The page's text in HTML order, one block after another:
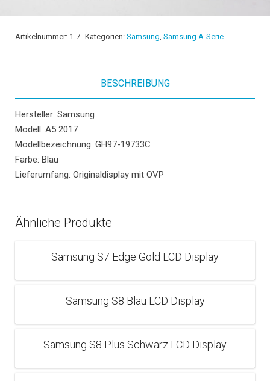
Artikelnummer: 1-7 Kategorien: Samsung, Samsung A-Serie
BESCHREIBUNG
Hersteller: Samsung
Modell: A5 2017
Modellbezeichnung: GH97-19733C
Farbe: Blau
Lieferumfang: Originaldisplay mit OVP
Ähnliche Produkte
Samsung S7 Edge Gold LCD Display
Samsung S8 Blau LCD Display
Samsung S8 Plus Schwarz LCD Display